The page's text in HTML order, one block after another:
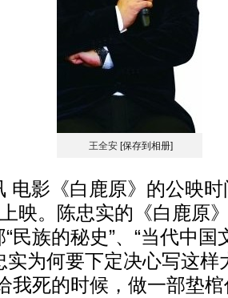
王全安 [保存到相册]
影《白鹿原》的公映时
映。陈忠实的《白鹿原
民族的秘史”、“当代中国
实为何要下定决心写这样
我死的时候，做一部垫